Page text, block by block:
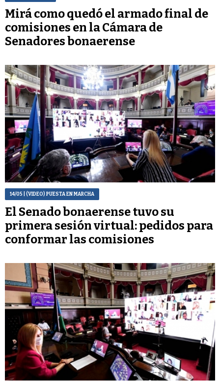
Mirá como quedó el armado final de
comisiones en la Cámara de
Senadores bonaerense
14/05 | (VIDEO) PUESTA EN MARCHA
El Senado bonaerense tuvo su
primera sesión virtual: pedidos para
conformar las comisiones